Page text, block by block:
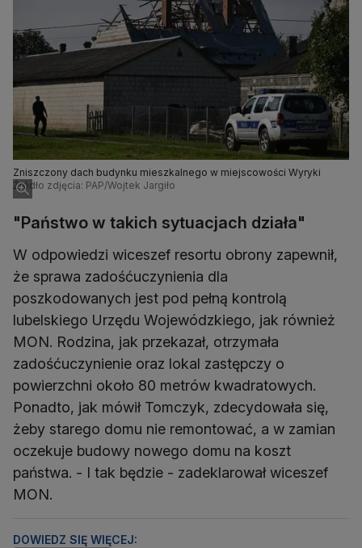
Zniszczony dach budynku mieszkalnego w miejscowości Wyryki
Źródło zdjęcia: PAP/Wojtek Jargiło
"Państwo w takich sytuacjach działa"
W odpowiedzi wiceszef resortu obrony zapewnił,
że sprawa zadośćuczynienia dla
poszkodowanych jest pod pełną kontrolą
lubelskiego Urzędu Wojewódzkiego, jak również
MON. Rodzina, jak przekazał, otrzymała
zadośćuczynienie oraz lokal zastępczy o
powierzchni około 80 metrów kwadratowych.
Ponadto, jak mówił Tomczyk, zdecydowała się,
żeby starego domu nie remontować, a w zamian
oczekuje budowy nowego domu na koszt
państwa. - I tak będzie - zadeklarował wiceszef
MON.
DOWIEDZ SIĘ WIĘCEJ: